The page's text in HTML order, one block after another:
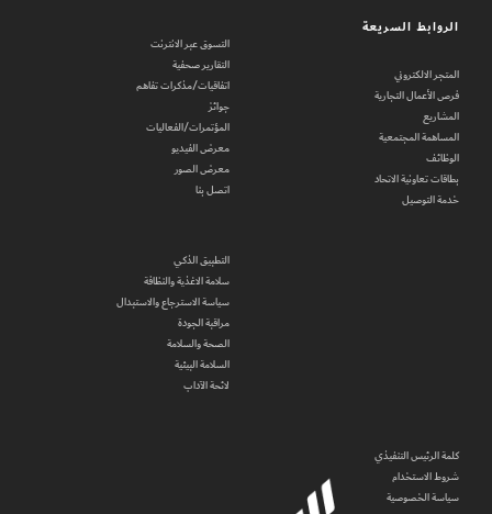
الروابط السريعة
المتجر الالكتروني
فرص الأعمال التجارية
المشاريع
المساهمة المجتمعية
الوظائف
بطاقات تعاونية الاتحاد
خدمة التوصيل
التسوق عبر الانترنت
التقارير صحفية
اتفاقيات/مذكرات تفاهم
جوائز
المؤتمرات/الفعاليات
معرض الفيديو
معرض الصور
اتصل بنا
التطبيق الذكي
سلامة الاغذية والنظافة
سياسة الاسترجاع والاستبدال
مراقبة الجودة
الصحة والسلامة
السلامة البيئية
لائحة الآداب
كلمة الرئيس التنفيذي
شروط الاستخدام
سياسة الخصوصية